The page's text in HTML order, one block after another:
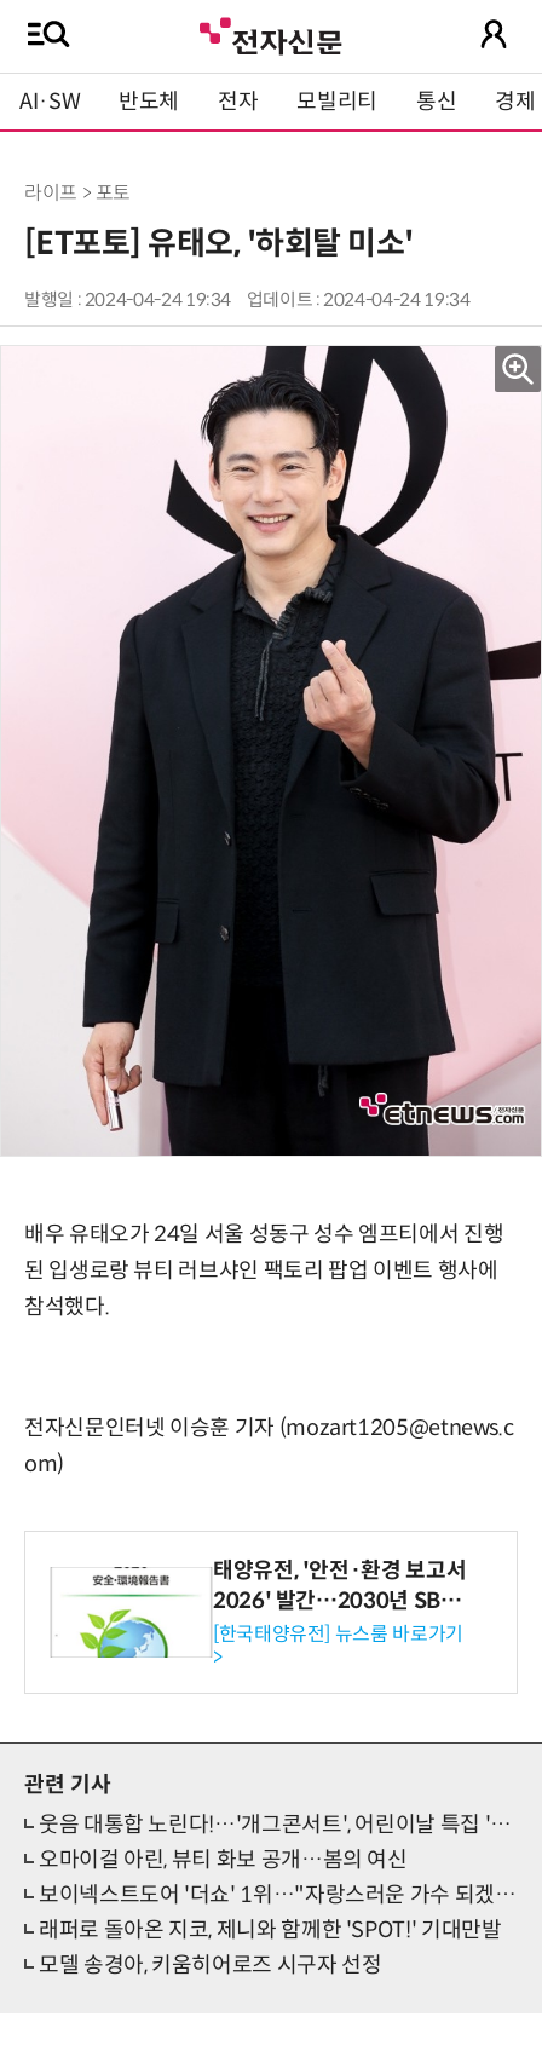
AI·SW 반도체 전자 모빌리티 통신 경제
라이프 > 포토
[ET포토] 유태오, '하회탈 미소'
발행일 : 2024-04-24 19:34 업데이트 : 2024-04-24 19:34
배우 유태오가 24일 서울 성동구 성수 엠프티에서 진행
된 입생로랑 뷰티 러브샤인 팩토리 팝업 이벤트 행사에
참석했다.
전자신문인터넷 이승훈 기자 (mozart1205@etnews.c
om)
태양유전, '안전·환경 보고서
2026' 발간…2030년 SBT
수준 온실가스 감축 추진
[한국태양유전] 뉴스룸 바로가기
>
관련 기사
웃음 대통합 노린다!…'개그콘서트', 어린이날 특집 '전체 관람가' 진행
오마이걸 아린, 뷰티 화보 공개…봄의 여신
보이넥스트도어 '더쇼' 1위…"자랑스러운 가수 되겠다"
래퍼로 돌아온 지코, 제니와 함께한 'SPOT!' 기대만발
모델 송경아, 키움히어로즈 시구자 선정